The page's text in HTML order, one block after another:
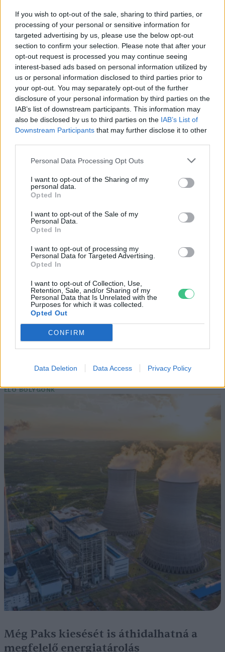
If you wish to opt-out of the sale, sharing to third parties, or
processing of your personal or sensitive information for
targeted advertising by us, please use the below opt-out
section to confirm your selection. Please note that after your
opt-out request is processed you may continue seeing
interest-based ads based on personal information utilized by
us or personal information disclosed to third parties prior to
your opt-out. You may separately opt-out of the further
disclosure of your personal information by third parties on the
IAB’s list of downstream participants. This information may
also be disclosed by us to third parties on the IAB’s List of
Downstream Participants that may further disclose it to other
Personal Data Processing Opt Outs
I want to opt-out of the Sharing of my
personal data.
Opted In
I want to opt-out of the Sale of my
Personal Data.
Opted In
I want to opt-out of processing my
Personal Data for Targeted Advertising.
Opted In
I want to opt-out of Collection, Use,
Retention, Sale, and/or Sharing of my
Personal Data that Is Unrelated with the
Purposes for which it was collected.
Opted Out
CONFIRM
Data Deletion Data Access Privacy Policy
Szedd magad őszibarack: itt vannak
a legjobb lelőhelyek!
SZEMLE
Négy éven belül valósággá válhatnak az
elektromos repülőjáratok Európában
KÖZLEKEDÉS
Történelmi aszály sújtja Nagy-
Britanniát is
Elképesztő felvétel mutatja meg,
kiszáradó Duna között
ÉLŐ BOLYGÓNK
Még Paks kiesését is áthidalhatná a
megfelelő energiatárolás